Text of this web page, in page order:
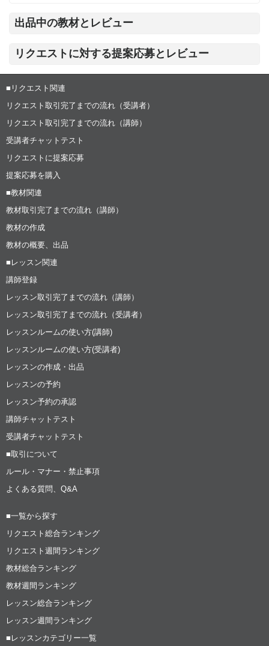
出品中の教材とレビュー
リクエストに対する提案応募とレビュー
■リクエスト関連
リクエスト取引完了までの流れ（受講者）
リクエスト取引完了までの流れ（講師）
受講者チャットテスト
リクエストに提案応募
提案応募を購入
■教材関連
教材取引完了までの流れ（講師）
教材の作成
教材の概要、出品
■レッスン関連
講師登録
レッスン取引完了までの流れ（講師）
レッスン取引完了までの流れ（受講者）
レッスンルームの使い方(講師)
レッスンルームの使い方(受講者)
レッスンの作成・出品
レッスンの予約
レッスン予約の承認
講師チャットテスト
受講者チャットテスト
■取引について
ルール・マナー・禁止事項
よくある質問、Q&A
■一覧から探す
リクエスト総合ランキング
リクエスト週間ランキング
教材総合ランキング
教材週間ランキング
レッスン総合ランキング
レッスン週間ランキング
■レッスンカテゴリー一覧